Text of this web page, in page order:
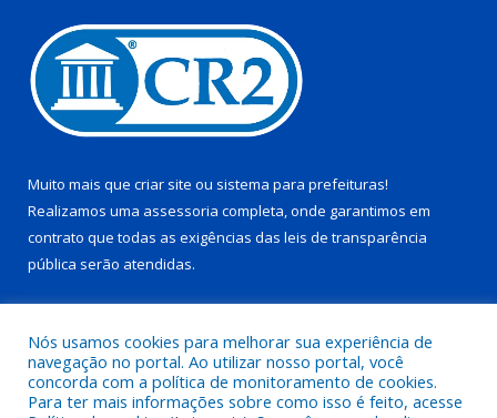
Muito mais que criar site ou sistema para prefeituras!
Realizamos uma assessoria completa, onde garantimos em
contrato que todas as exigências das leis de transparência
pública serão atendidas.
Nós usamos cookies para melhorar sua experiência de
navegação no portal. Ao utilizar nosso portal, você
concorda com a política de monitoramento de cookies.
Para ter mais informações sobre como isso é feito, acesse